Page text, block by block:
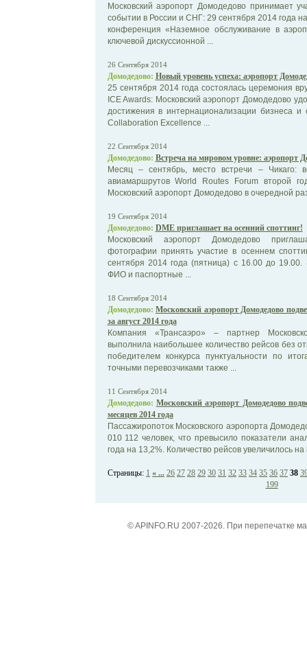
Московский аэропорт Домодедово принимает
событии в России и СНГ: 29 сентября 2014 года
конференция «Наземное обслуживание в
ключевой дискуссионной ...
26 Сентября 2014
Домодедово: Новый уровень успеха: аэропорт
25 сентября 2014 года состоялась церемония
ICE Awards: Московский аэропорт Домодедово
достижения в интернационализации бизнеса и
Collaboration Excellence ...
22 Сентября 2014
Домодедово: Встреча на мировом уровне: аэропорт
Месяц – сентябрь, место встречи – Чикаго:
авиамаршрутов World Routes Forum второй
Московский аэропорт Домодедово в очередной
19 Сентября 2014
Домодедово: DME приглашает на осенний споттинг!
Московский аэропорт Домодедово
фотографии принять участие в осеннем
сентября 2014 года (пятница) с 16.00 до
ФИО и паспортные ...
18 Сентября 2014
Домодедово: Московский аэропорт Домодедово
за август 2014 года
Компания «Трансаэро» – партнер
выполнила наибольшее количество рейсов без
победителем конкурса пунктуальности по
точными перевозчиками также ...
11 Сентября 2014
Домодедово: Московский аэропорт Домодедово
месяцев 2014 года
Пассажиропоток Московского аэропорта
010 112 человек, что превысило показатели
года на 13,2%. Количество рейсов увеличилось
Страницы: 1 « ... 26 27 28 29 30 31 32 33 34 35 36 37 38
199
© APINFO.RU 2007-2026. При перепечатке